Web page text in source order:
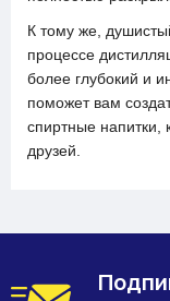
К тому же,
процессе
более глубокий и
поможет вам
спиртные напитки,
друзей.